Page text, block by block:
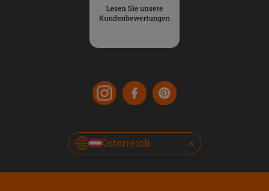
Österreich